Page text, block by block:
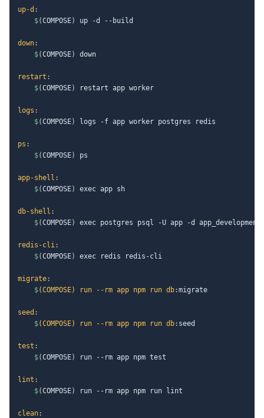
up-d :
$(COMPOSE) up -d --build
down:
$(COMPOSE) down
restart :
$(COMPOSE) restart app worker
logs :
$(COMPOSE) logs -f app worker postgres redis
ps :
$(COMPOSE) ps
app-shell :
$(COMPOSE) exec app sh
db-shell :
$(COMPOSE) exec postgres psql -U app -d app_development
redis-cli:
$(COMPOSE) exec redis redis-cli
migrate:
$(COMPOSE) run --rm app npm run db:migrate
seed :
$(COMPOSE) run --rm app npm run db: seed
test :
$(COMPOSE) run --rm app npm test
lint :
$(COMPOSE) run --rm app npm run lint
clean: